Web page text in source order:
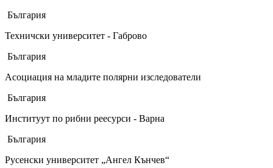
България
Техничски университет - Габрово
България
Асоциация на младите полярни изследователи
България
Институут по рибни реесурси - Варна
България
Русенски университет „Ангел Кънчев“